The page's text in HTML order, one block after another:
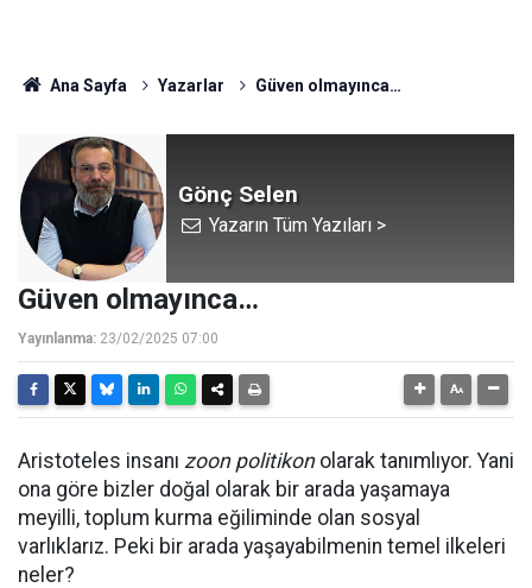
Ana Sayfa Yazarlar Güven olmayınca…
Gönç Selen
Yazarın Tüm Yazıları >
Güven olmayınca…
Yayınlanma: 23/02/2025 07:00
Aristoteles insanı zoon politikonolarak tanımlıyor. Yani
ona göre bizler doğal olarak bir arada yaşamaya
meyilli, toplum kurma eğiliminde olan sosyal
varlıklarız. Peki bir arada yaşayabilmenin temel ilkeleri
neler?